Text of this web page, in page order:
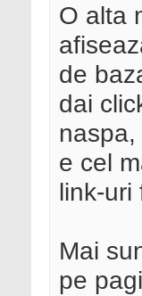
O alta
de
dai
e cel
link-uri
Mai
pe